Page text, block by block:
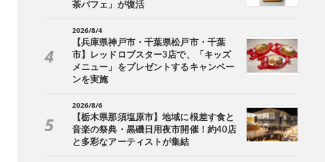
茶パフェ」が復活
2026/8/4
【兵庫県神戸市・千葉県松戸市・千葉
市】レッドロブスター3店で、「キッズ
メニュー」をプレゼントするキャンペー
ンを実施
2026/8/6
【栃木県那須塩原市】地域に根差す食と
音楽の祭典・黒磯日用夜市開催！約40店
と多彩なアーティストが集結